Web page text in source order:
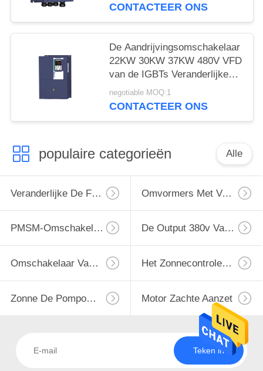
CONTACTEER ONS
De Aandrijvingsomschakelaar
22KW 30KW 37KW 480V VFD
van de IGBTs Veranderlijke
Snelheid In drie stadia
negotiable MOQ:1
CONTACTEER ONS
populaire categorieën Alle
Veranderlijke De Frequentieaandrijving Van VFD Omvormers Met Variabele Frequentie
PMSM-Omschakelaar De Output 380v Van De Omschakelaarsinput 220v
Omschakelaar Van De Enige Fase De Zonnepomp Het Zonnecontrolemechanisme Van De Waterpomp
Zonne De Pompomschakelaar Van MPPT VFD Motor Zachte Aanzet
Teken in